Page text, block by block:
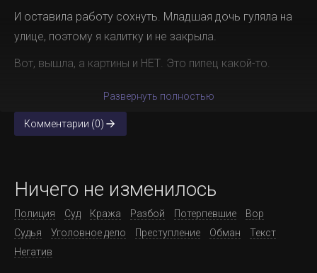
И оставила работу сохнуть. Младшая дочь гуляла на
улице, поэтому я калитку и не закрыла.
Вот, вышла, а картины и НЕТ. Это пипец какой-то.
Развернуть полностью
Комментарии (0)
Ничего не изменилось
Полиция Суд Кража Разбой Потерпевшие
Вор
Судья
Уголовное дело Преступление Обман
Текст
Негатив